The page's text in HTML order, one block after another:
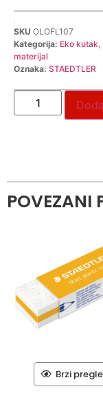
SKU OLOFL107
Kategorija: Eko kutak
materijal
Oznaka: STAEDTLER
POVEZANI
Brzi